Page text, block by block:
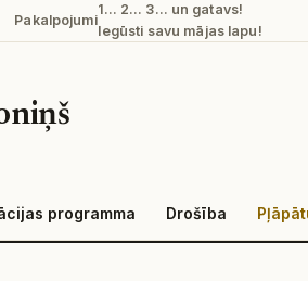
Pakalpojumi
1… 2… 3… un gatavs!
Iegūsti savu mājas lapu!
programma Drošība